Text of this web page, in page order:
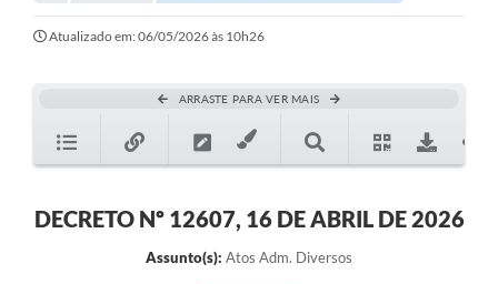
Atualizado em: 06/05/2026 às 10h26
ARRASTE PARA VER MAIS
DECRETO Nº 12607, 16 DE ABRIL DE 2026
Assunto(s): Atos Adm. Diversos